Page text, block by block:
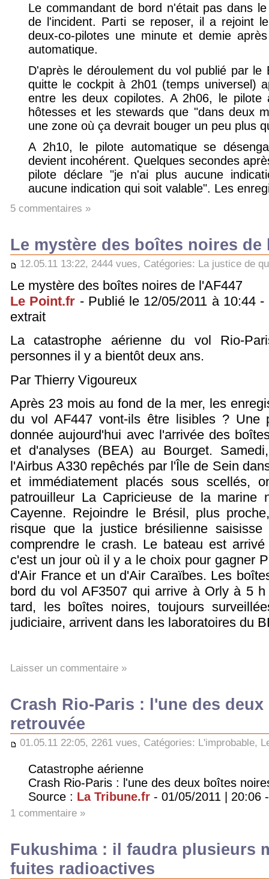
Le commandant de bord n'était pas dans
de l'incident. Parti se reposer, il a rejoint
deux-co-pilotes une minute et demie
automatique.
D'après le déroulement du vol publié par le
quitte le cockpit à 2h01 (temps universel)
entre les deux copilotes. A 2h06, le pilote
hôtesses et les stewards que "dans deux
une zone où ça devrait bouger un peu plus
A 2h10, le pilote automatique se
devient incohérent. Quelques secondes
pilote déclare "je n'ai plus aucune
aucune indication qui soit valable". Les
5 commentaires »
Le mystère des boîtes noires de
12.05.11 13:22, 2444 vues, Catégories: La justice de
Le mystère des boîtes noires de l'AF447
Le Point.fr - Publié le 12/05/2011 à 10:44
extrait
La catastrophe aérienne du vol Rio-
personnes il y a bientôt deux ans.
Par Thierry Vigoureux
Après 23 mois au fond de la mer, les
du vol AF447 vont-ils être lisibles ? Une
donnée aujourd'hui avec l'arrivée des
et d'analyses (BEA) au Bourget.
l'Airbus A330 repêchés par l'Île de Sein
et immédiatement placés sous scellés,
patrouilleur La Capricieuse de la marine
Cayenne. Rejoindre le Brésil, plus
risque que la justice brésilienne
comprendre le crash. Le bateau est
c'est un jour où il y a le choix pour gagner
d'Air France et un d'Air Caraïbes. Les
bord du vol AF3507 qui arrive à Orly à 5
tard, les boîtes noires, toujours
judiciaire, arrivent dans les laboratoires du
Laisser un commentaire »
Crash Rio-Paris : l'une des
retrouvée
01.05.11 22:05, 2261 vues, Catégories: L'improbable,
Catastrophe aérienne
Crash Rio-Paris : l'une des deux boîtes
Source : La Tribune.fr - 01/05/2011 | 20:06
1 commentaire »
Fukushima : il faudra plusieurs
fuites radioactives